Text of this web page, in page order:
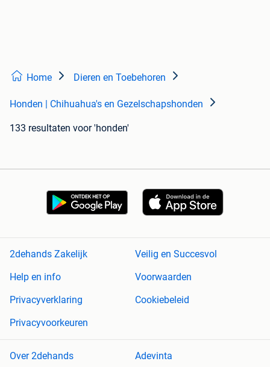
Home Dieren en Toebehoren
Honden | Chihuahua's en Gezelschapshonden
133 resultaten voor 'honden'
2dehands Zakelijk
Veilig en Succesvol
Help en info
Voorwaarden
Privacyverklaring
Cookiebeleid
Privacyvoorkeuren
Over 2dehands Adevinta